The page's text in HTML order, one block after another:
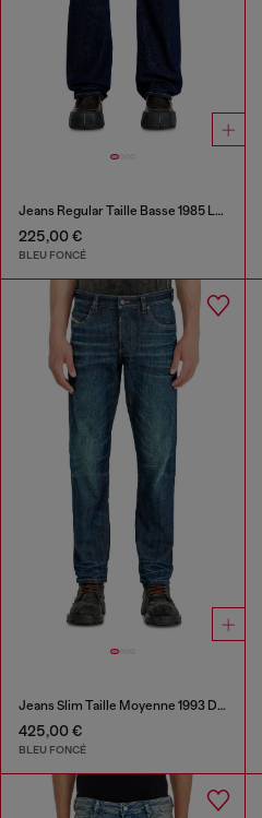
Jeans Regular Taille Basse 1985 Larkee
225,00 €
BLEU FONCÉ
Jeans Slim Taille Moyenne 1993 D-Vyl
425,00 €
BLEU FONCÉ